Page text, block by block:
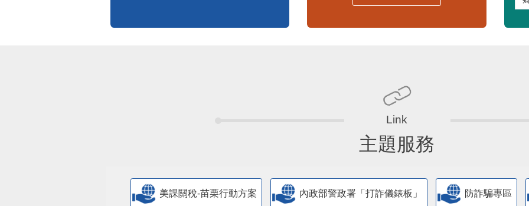
主題服務
美課關稅-苗栗行動方案 內政部警政署「打詐儀錶板」 防詐騙專區